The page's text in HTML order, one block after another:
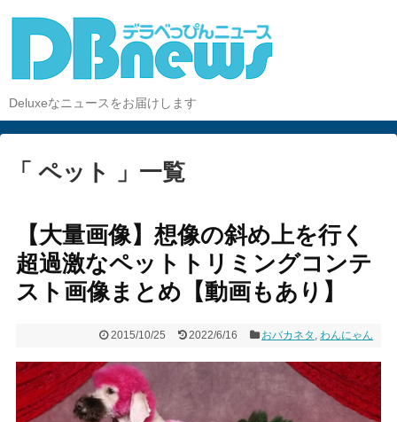
Deluxeなニュースをお届けします
「 ペット 」一覧
【大量画像】想像の斜め上を行く
超過激なペットトリミングコンテ
スト画像まとめ【動画もあり】
2015/10/25 2022/6/16 おバカネタ ,わんにゃん